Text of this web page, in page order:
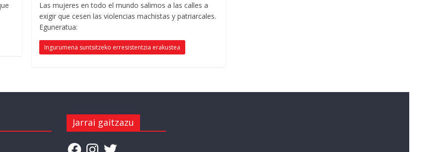
Las mujeres en todo el mundo salimos a las calles a
exigir que cesen las violencias machistas y patriarcales.
Eguneratua:
Ingurumena suntsitzeko erresistentzia erakustea
Jarrai gaitzazu
FacebookInstagram
Twitter